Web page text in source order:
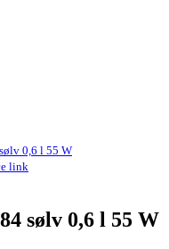
0,6 l 55 W
link
sølv 0,6 l 55 W